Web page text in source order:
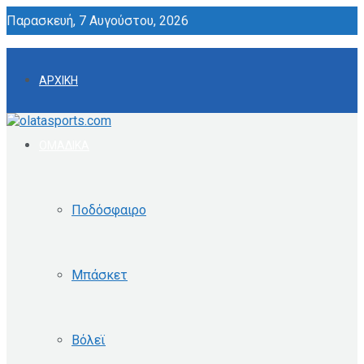
Παρασκευή, 7 Αυγούστου, 2026
ΑΡΧΙΚΗ
Ποδόσφαιρο
Μπάσκετ
Βόλεϊ